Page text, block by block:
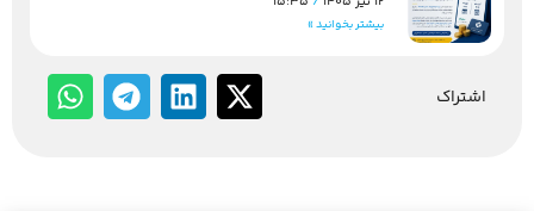
اشتراک
بیشتر بخوانید »